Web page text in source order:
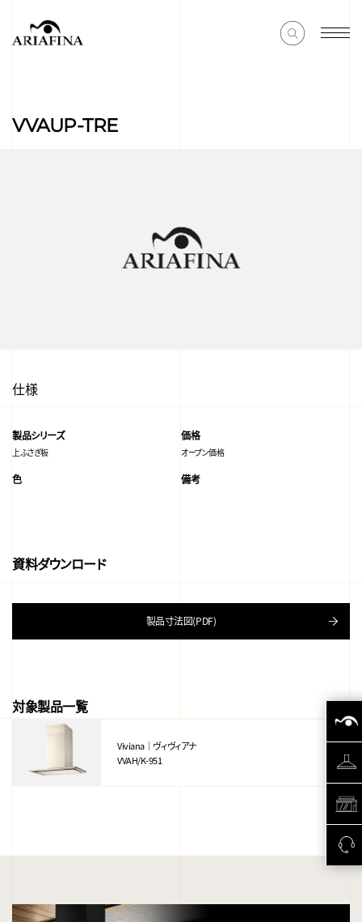
VVAUP-TRE
仕様
製品シリーズ
上ふさぎ板
価格
オープン価格
色 備考
資料ダウンロード
製品寸法図(PDF)
対象製品一覧
Viviana｜ヴィヴィアナ
VVAH/K-951